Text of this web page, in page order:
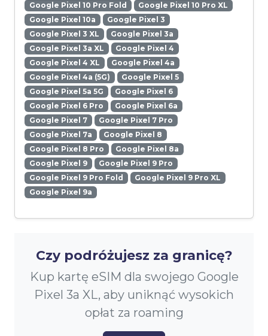
Google Pixel 10 Pro Fold
Google Pixel 10 Pro XL
Google Pixel 10a
Google Pixel 3
Google Pixel 3 XL
Google Pixel 3a
Google Pixel 3a XL
Google Pixel 4
Google Pixel 4 XL
Google Pixel 4a
Google Pixel 4a (5G)
Google Pixel 5
Google Pixel 5a 5G
Google Pixel 6
Google Pixel 6 Pro
Google Pixel 6a
Google Pixel 7
Google Pixel 7 Pro
Google Pixel 7a
Google Pixel 8
Google Pixel 8 Pro
Google Pixel 8a
Google Pixel 9
Google Pixel 9 Pro
Google Pixel 9 Pro Fold
Google Pixel 9 Pro XL
Google Pixel 9a
Czy podróżujesz za granicę?
Kup kartę eSIM dla swojego Google
Pixel 3a XL, aby uniknąć wysokich
opłat za roaming